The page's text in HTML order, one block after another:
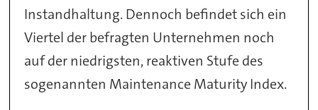
Instandhaltung. Dennoch befindet sich ein
Viertel der befragten Unternehmen noch
auf der niedrigsten, reaktiven Stufe des
sogenannten Maintenance Maturity Index.